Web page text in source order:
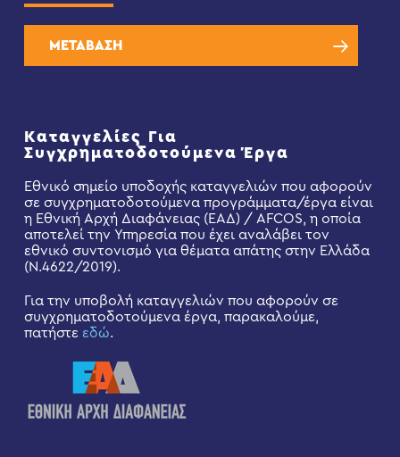
ΜΕΤΑΒΑΣΗ
Καταγγελίες Για
Συγχρηματοδοτούμενα Έργα
Εθνικό σημείο υποδοχής καταγγελιών που αφορούν
σε συγχρηματοδοτούμενα προγράμματα/έργα είναι
η Εθνική Αρχή Διαφάνειας (ΕΑΔ) / AFCOS, η οποία
αποτελεί την Υπηρεσία που έχει αναλάβει τον
εθνικό συντονισμό για θέματα απάτης στην Ελλάδα
(Ν.4622/2019).
Για την υποβολή καταγγελιών που αφορούν σε
συγχρηματοδοτούμενα έργα, παρακαλούμε,
πατήστε εδώ.